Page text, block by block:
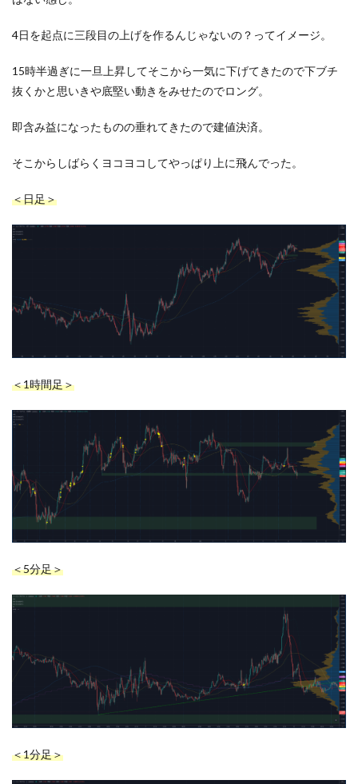
4日を起点に三段目の上げを作るんじゃないの？ってイメージ。
15時半過ぎに一旦上昇してそこから一気に下げてきたので下ブチ
抜くかと思いきや底堅い動きをみせたのでロング。
即含み益になったものの垂れてきたので建値決済。
そこからしばらくヨコヨコしてやっぱり上に飛んでった。
＜日足＞
＜1時間足＞
＜5分足＞
＜1分足＞